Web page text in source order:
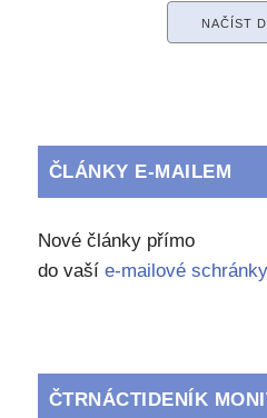
NAČÍST
ČLÁNKY E-MAILEM
Nové články přímo
do vaší e-mailové schránky
ČTRNÁCTIDENÍK